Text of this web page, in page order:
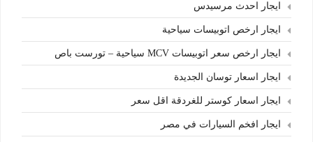
ايجار احدث مرسيدس
ايجار ارخص اتوبيسات سياحية
ايجار ارخص سعر اتوبيسات MCV سياحية – تورست باص
ايجار اسعار توسان الجديدة
ايجار اسعار كوستر للغردقة اقل سعر
ايجار افخم السيارات في مصر